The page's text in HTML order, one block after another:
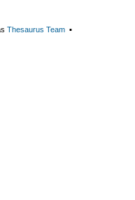
Thesaurus Team ▪